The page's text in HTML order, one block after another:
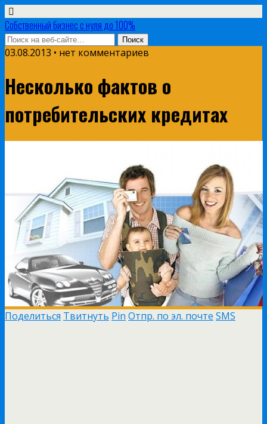
Собственный бизнес с нуля до 100%
03.08.2013 • нет комментариев
Несколько фактов о
потребительских кредитах
Поделиться Твитнуть Pin Отпр. по эл. почте SMS